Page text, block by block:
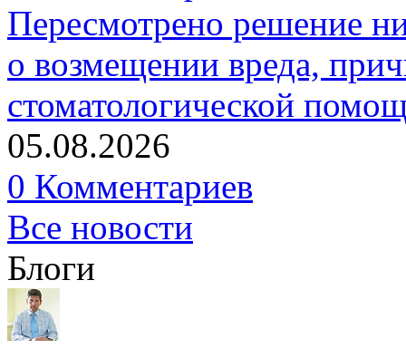
Пересмотрено решение
о возмещении вреда,
стоматологической
05.08.2026
0 Комментариев
Все новости
Блоги